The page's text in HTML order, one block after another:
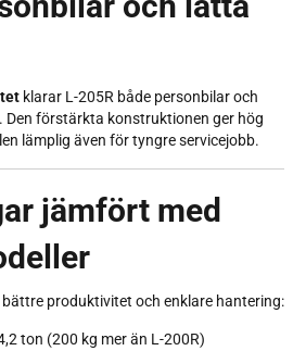
klarar L-205R både personbilar och
förstärkta konstruktionen ger hög
lämplig även för tyngre servicejobb.
jämfört med
produktivitet och enklare hantering:
ton (200 kg mer än L-200R)